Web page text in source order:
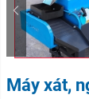
Máy xát,